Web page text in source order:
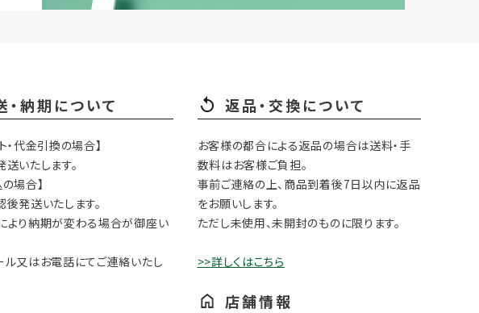
・納期について
・代金引換の場合】
いたします。
場合】
発送いたします。
より納期が変わる場合が御座い
ル又はお電話にてご連絡いたし
返品・交換について
お客様の都合による返品の場合は送料・手
数料はお客様ご負担。
事前ご連絡の上、商品到着後7日以内に返品
をお願いします。
ただし未使用、未開封のものに限ります。
>>詳しくはこちら
店舗情報